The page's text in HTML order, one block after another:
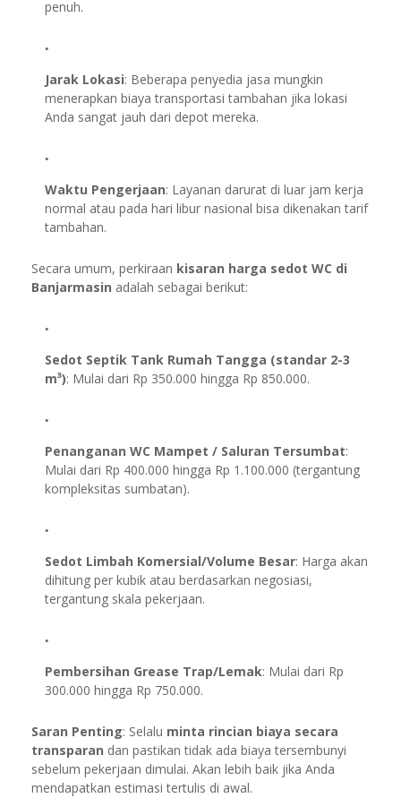
penuh.
Jarak Lokasi: Beberapa penyedia jasa mungkin
menerapkan biaya transportasi tambahan jika lokasi
Anda sangat jauh dari depot mereka.
Waktu Pengerjaan: Layanan darurat di luar jam kerja
normal atau pada hari libur nasional bisa dikenakan tarif
tambahan.
Secara umum, perkiraan kisaran harga sedot WC di
Banjarmasin adalah sebagai berikut:
Sedot Septik Tank Rumah Tangga (standar 2-3
m³): Mulai dari Rp 350.000 hingga Rp 850.000.
Penanganan WC Mampet / Saluran Tersumbat:
Mulai dari Rp 400.000 hingga Rp 1.100.000 (tergantung
kompleksitas sumbatan).
Sedot Limbah Komersial/Volume Besar: Harga akan
dihitung per kubik atau berdasarkan negosiasi,
tergantung skala pekerjaan.
Pembersihan Grease Trap/Lemak: Mulai dari Rp
300.000 hingga Rp 750.000.
Saran Penting: Selalu minta rincian biaya secara
transparan dan pastikan tidak ada biaya tersembunyi
sebelum pekerjaan dimulai. Akan lebih baik jika Anda
mendapatkan estimasi tertulis di awal.